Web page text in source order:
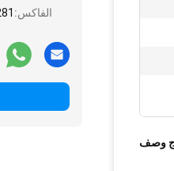
الفاكس:
وصف